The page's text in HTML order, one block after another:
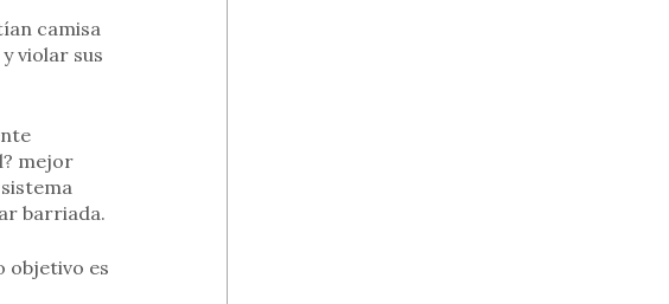
camisa
violar sus
mejor
barriada.
objetivo es